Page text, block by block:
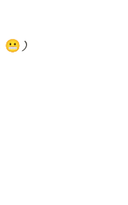
😬 )